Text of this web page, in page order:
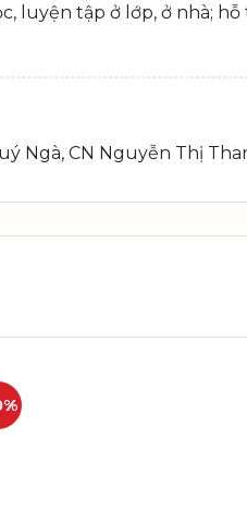
luyện tập ở lớp, ở nhà;
Ngà, CN Nguyễn Thị